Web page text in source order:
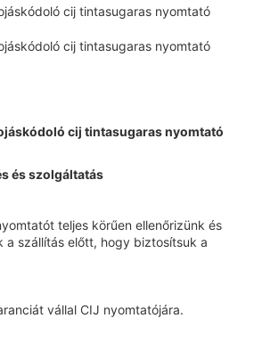
és szolgáltatás
teljes körűen ellenőrizünk és
a szállítás előtt, hogy biztosítsuk a
vállal CIJ nyomtatójára.